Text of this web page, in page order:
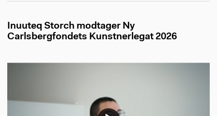
Inuuteq Storch modtager Ny
Carlsbergfondets Kunstnerlegat 2026